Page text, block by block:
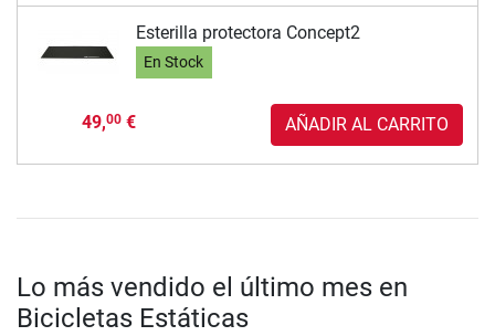
Esterilla protectora Concept2
En Stock
49,00€ AÑADIR AL CARRITO
Lo más vendido el último mes en
Bicicletas Estáticas